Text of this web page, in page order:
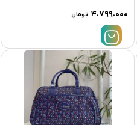
۴.۷۹۹.۰۰۰ تومان